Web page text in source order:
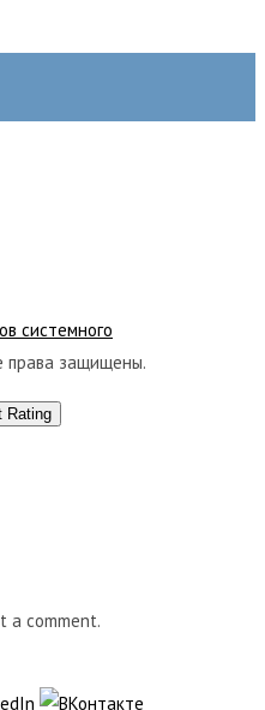
системного
права защищены.
Rating
a comment.